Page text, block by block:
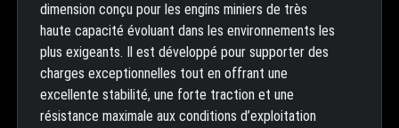
dimension conçu pour les engins miniers de très
haute capacité évoluant dans les environnements les
plus exigeants. Il est développé pour supporter des
charges exceptionnelles tout en offrant une
excellente stabilité, une forte traction et une
résistance maximale aux conditions d’exploitation